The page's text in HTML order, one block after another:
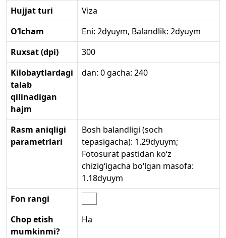
Hujjat turi
Viza
O‘lcham
Eni: 2dyuym, Balandlik: 2dyuym
Ruxsat (dpi)
300
Kilobaytlardagi
talab
qilinadigan
hajm
dan: 0 gacha: 240
Rasm aniqligi
parametrlari
Bosh balandligi (soch
tepasigacha): 1.29dyuym;
Fotosurat pastidan ko‘z
chizig‘igacha bo‘lgan masofa:
1.18dyuym
Fon rangi
Chop etish
mumkinmi?
Ha